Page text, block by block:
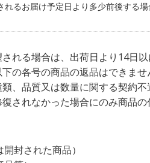
るお届け予定日より多少前後する
れる場合は、出荷日より14日
の各号の商品の返品はできま
、品質又は数量に関する契約
されなかった場合にのみ商品
封された商品）